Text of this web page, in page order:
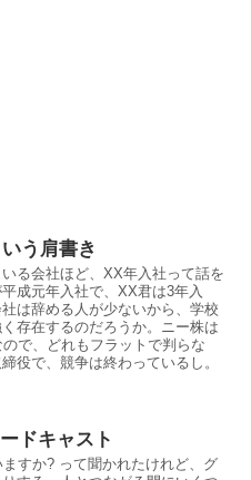
う肩書き
る会社ほど、XX年入社って話を
成元年入社で、XX君は3年入
は辞める人が少ないから、学校
存在するのだろうか。ニー株は
で、どれもフラットで判らな
役で、競争は終わっているし。
ドキャスト
すか? って聞かれたけれど、グ